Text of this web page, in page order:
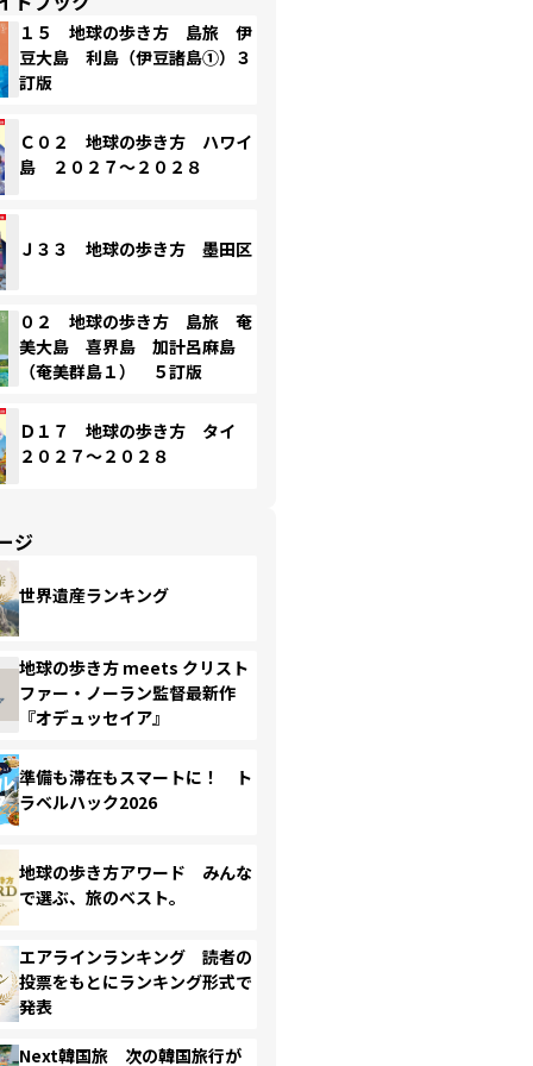
１５ 地球の歩き方 島旅 伊
豆大島 利島（伊豆諸島①）３
訂版
Ｃ０２ 地球の歩き方 ハワイ
島 ２０２７～２０２８
Ｊ３３ 地球の歩き方 墨田区
０２ 地球の歩き方 島旅 奄
美大島 喜界島 加計呂麻島
（奄美群島１） ５訂版
Ｄ１７ 地球の歩き方 タイ
２０２７～２０２８
ジ
世界遺産ランキング
地球の歩き方 meets クリスト
ファー・ノーラン監督最新作
『オデュッセイア』
準備も滞在もスマートに！ ト
ラベルハック2026
地球の歩き方アワード みんな
で選ぶ、旅のベスト。
エアラインランキング 読者の
投票をもとにランキング形式で
発表
Next韓国旅 次の韓国旅行が